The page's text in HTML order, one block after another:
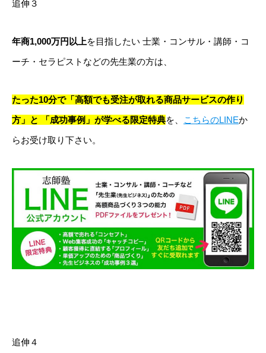
追伸３
年商1,000万円以上を目指したい 士業・コンサル・講師・コ
ーチ・セラピストなどの先生業の方は、
たった10分で「高額でも受注が取れる商品サービスの作り
方」と
「成功事例」が学べる限定特典を、 こちらのLINEか
らお受け取り下さい。
追伸４